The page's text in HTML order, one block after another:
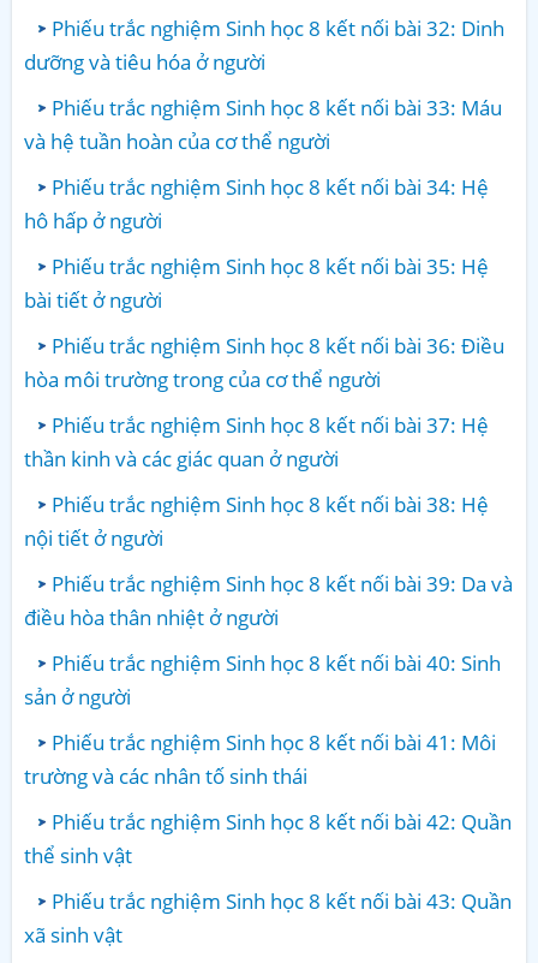
Phiếu trắc nghiệm Sinh học 8 kết nối bài 32: Dinh
dưỡng và tiêu hóa ở người
Phiếu trắc nghiệm Sinh học 8 kết nối bài 33: Máu
và hệ tuần hoàn của cơ thể người
Phiếu trắc nghiệm Sinh học 8 kết nối bài 34: Hệ
hô hấp ở người
Phiếu trắc nghiệm Sinh học 8 kết nối bài 35: Hệ
bài tiết ở người
Phiếu trắc nghiệm Sinh học 8 kết nối bài 36: Điều
hòa môi trường trong của cơ thể người
Phiếu trắc nghiệm Sinh học 8 kết nối bài 37: Hệ
thần kinh và các giác quan ở người
Phiếu trắc nghiệm Sinh học 8 kết nối bài 38: Hệ
nội tiết ở người
Phiếu trắc nghiệm Sinh học 8 kết nối bài 39: Da và
điều hòa thân nhiệt ở người
Phiếu trắc nghiệm Sinh học 8 kết nối bài 40: Sinh
sản ở người
Phiếu trắc nghiệm Sinh học 8 kết nối bài 41: Môi
trường và các nhân tố sinh thái
Phiếu trắc nghiệm Sinh học 8 kết nối bài 42: Quần
thể sinh vật
Phiếu trắc nghiệm Sinh học 8 kết nối bài 43: Quần
xã sinh vật